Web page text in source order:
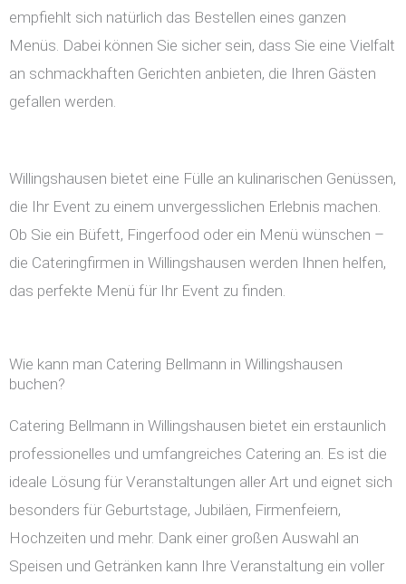
empfiehlt sich natürlich das Bestellen eines ganzen
Menüs. Dabei können Sie sicher sein, dass Sie eine Vielfalt
an schmackhaften Gerichten anbieten, die Ihren Gästen
gefallen werden.
Willingshausen bietet eine Fülle an kulinarischen Genüssen,
die Ihr Event zu einem unvergesslichen Erlebnis machen.
Ob Sie ein Büfett, Fingerfood oder ein Menü wünschen –
die Cateringfirmen in Willingshausen werden Ihnen helfen,
das perfekte Menü für Ihr Event zu finden.
Wie kann man Catering Bellmann in Willingshausen
buchen?
Catering Bellmann in Willingshausen bietet ein erstaunlich
professionelles und umfangreiches Catering an. Es ist die
ideale Lösung für Veranstaltungen aller Art und eignet sich
besonders für Geburtstage, Jubiläen, Firmenfeiern,
Hochzeiten und mehr. Dank einer großen Auswahl an
Speisen und Getränken kann Ihre Veranstaltung ein voller